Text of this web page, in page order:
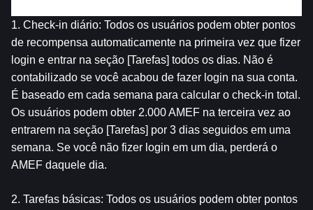
1. Check-in diário: Todos os usuários podem obter pontos
de recompensa automaticamente na primeira vez que fizer
login e entrar na seção [Tarefas] todos os dias. Não é
contabilizado se você acabou de fazer login na sua conta.
É baseado em cada semana para calcular o check-in total.
Os usuários podem obter 2.000 AMEF na terceira vez ao
entrarem na seção [Tarefas] por 3 dias seguidos em uma
semana. Se você não fizer login em um dia, perderá o
AMEF daquele dia.
2. Tarefas básicas: Todos os usuários podem obter pontos